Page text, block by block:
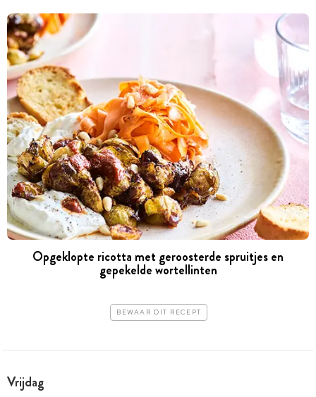
Opgeklopte ricotta met geroosterde spruitjes en
gepekelde wortellinten
BEWAAR DIT RECEPT
Vrijdag